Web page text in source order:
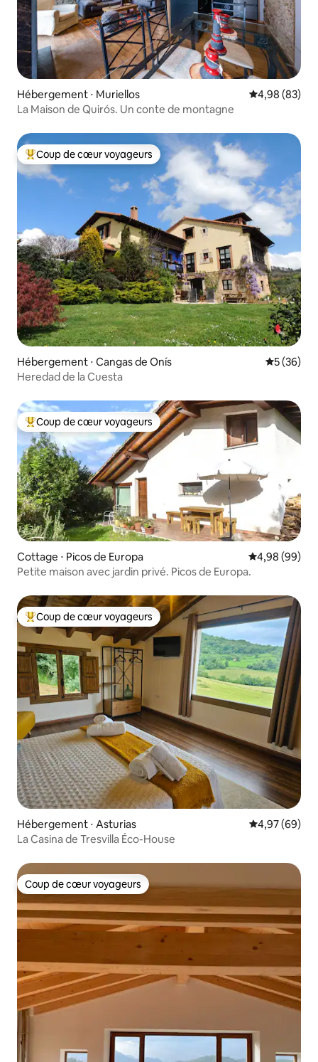
Hébergement ⋅ Muriellos Évaluation
4,98 (83)
La Maison de Quirós. Un conte de montagne
Coups de cœur voyageurs les plus appréciés
Coup de cœur voyageurs
Hébergement ⋅ Cangas de Onís
5 (36)
Heredad de la Cuesta
Coups de cœur voyageurs les plus appréciés
Coup de cœur voyageurs
Cottage ⋅ Picos de Europa Évaluation
4,98 (99)
Petite maison avec jardin privé. Picos de Europa.
Coups de cœur voyageurs les plus appréciés
Coup de cœur voyageurs
Hébergement ⋅ Asturias Évaluation
4,97 (69)
La Casina de Tresvilla Éco-House
Coup de cœur voyageurs
Coup de cœur voyageurs